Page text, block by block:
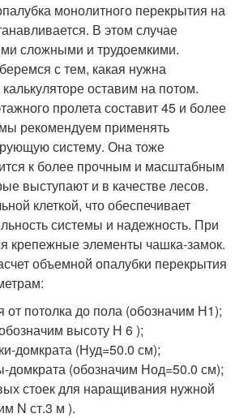
монолитного перекрытия на
В этом случае
сложными и трудоемкими.
с тем, какая нужна
оставим на потом.
пролета составит 45 и более
рекомендуем применять
систему. Она тоже
к более прочным и масштабным
выступают и в качестве лесов.
клеткой, что обеспечивает
системы и надежность. При
крепежные элементы чашка-замок.
объемной опалубки перекрытия
от потолка до пола (обозначим Н1);
высоту Н 6 );
домкрата (Нуд=50.0 см);
домкрата (обозначим Нод=50.0 см);
стоек для наращивания нужной
N ст.3 м ).